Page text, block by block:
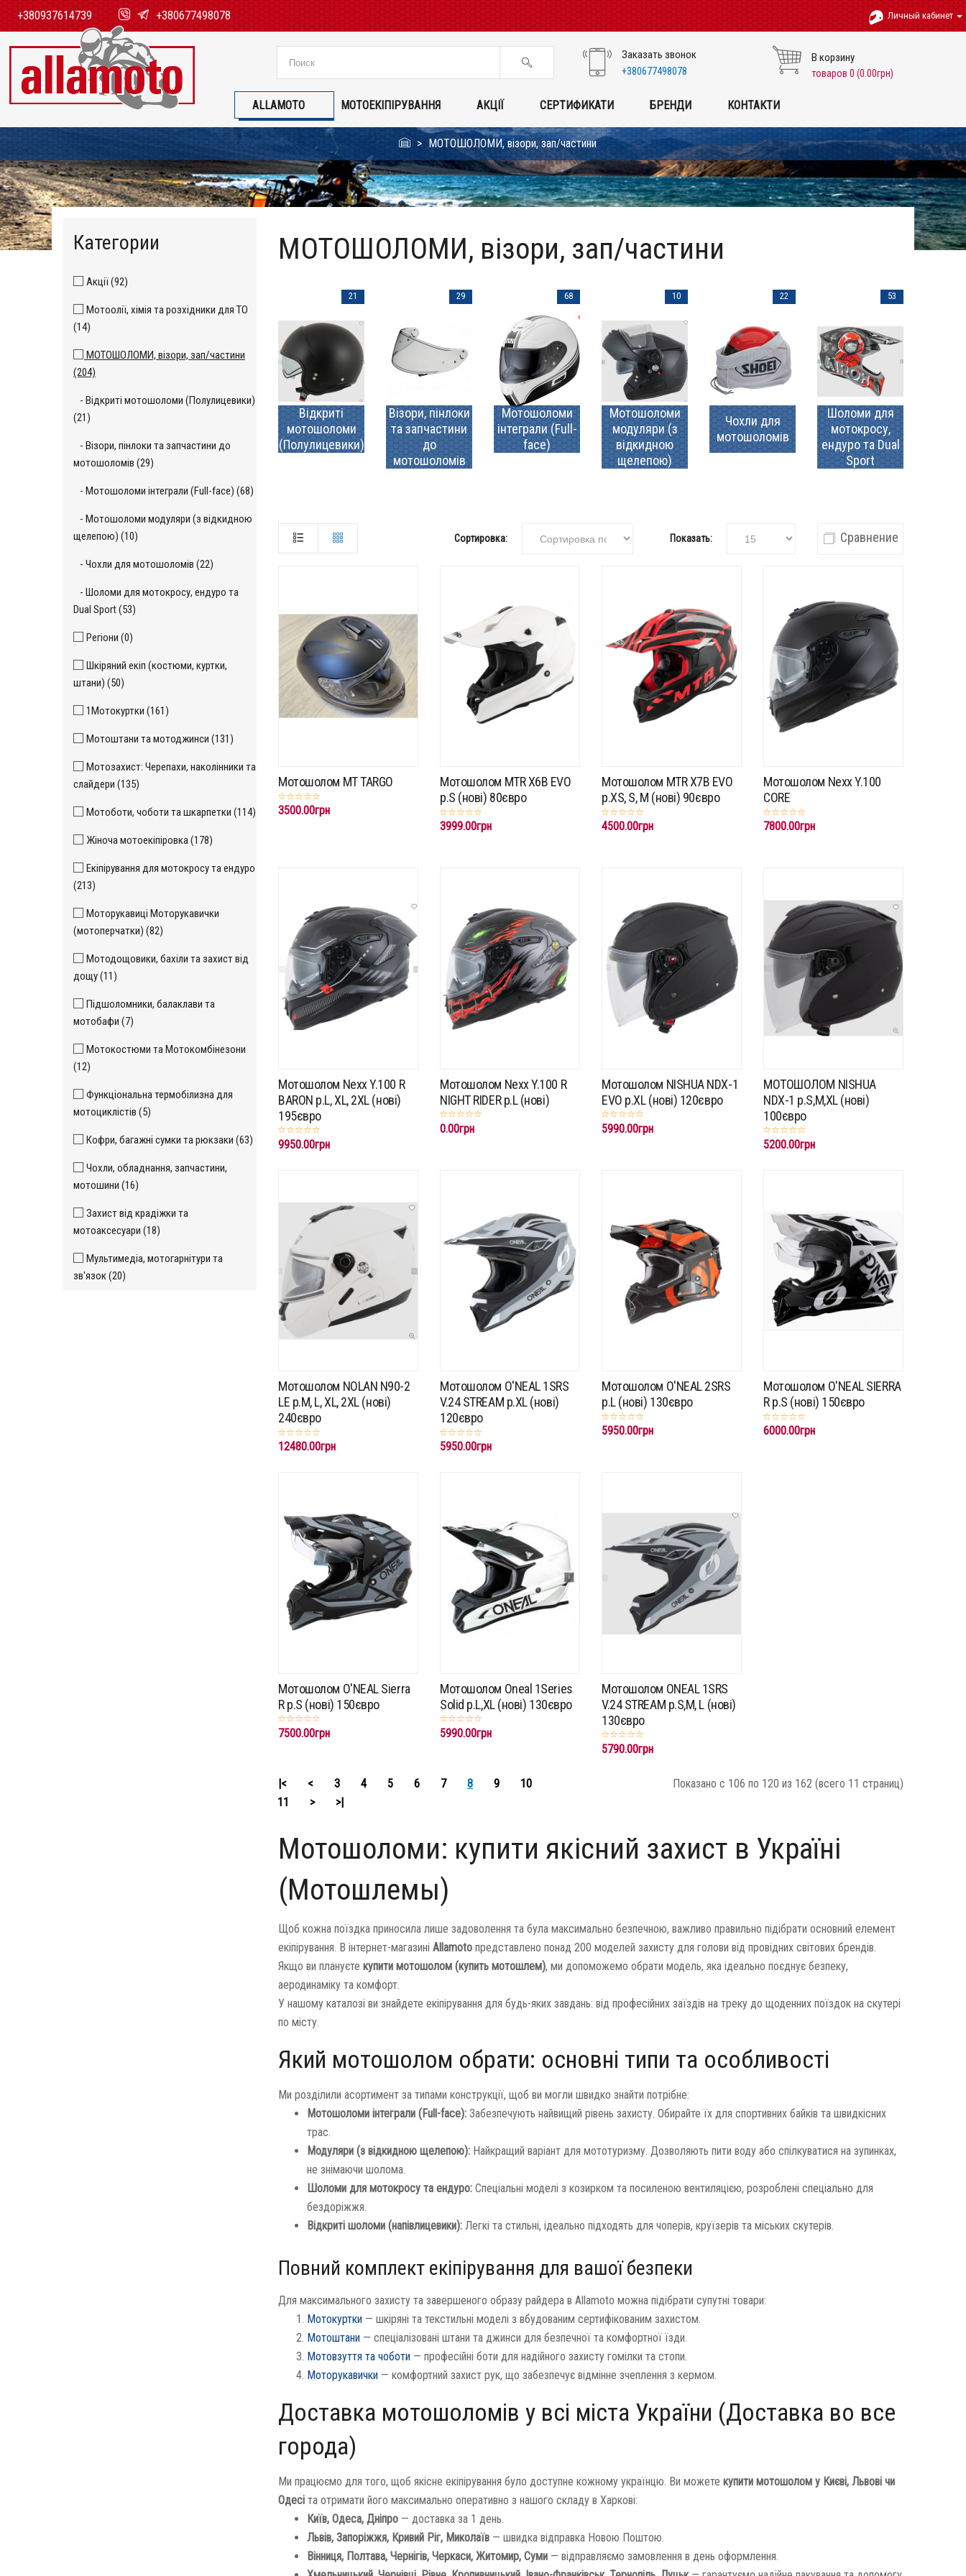
+380937614739 +380677498078 Личный кабинет
Заказать звонок
+380677498078
В корзину
товаров 0 (0.00грн)
ALLAMOTO МОТОЕКІПІРУВАННЯ АКЦІЇ СЕРТИФИКАТИ БРЕНДИ КОНТАКТИ
МОТОШОЛОМИ, візори, зап/частини
Категории
Акції (92)
Мотоолії, хімія та розхідники для ТО
(14)
МОТОШОЛОМИ, візори, зап/частини
(204)
- Відкриті мотошоломи (Полулицевики)
(21)
- Візори, пінлоки та запчастини до
мотошоломів (29)
- Мотошоломи інтеграли (Full-face) (68)
- Мотошоломи модуляри (з відкидною
щелепою) (10)
- Чохли для мотошоломів (22)
- Шоломи для мотокросу, ендуро та
Dual Sport (53)
Регіони (0)
Шкіряний екіп (костюми, куртки,
штани) (50)
1Мотокуртки (161)
Мотоштани та мотоджинси (131)
Мотозахист: Черепахи, наколінники та
слайдери (135)
Мотоботи, чоботи та шкарпетки (114)
Жіноча мотоекіпіровка (178)
Екіпірування для мотокросу та ендуро
(213)
Моторукавиці Моторукавички
(мотоперчатки) (82)
Мотодощовики, бахіли та захист від
дощу (11)
Підшоломники, балаклави та
мотобафи (7)
Мотокостюми та Мотокомбінезони
(12)
Функціональна термобілизна для
мотоциклістів (5)
Кофри, багажні сумки та рюкзаки (63)
Чохли, обладнання, запчастини,
мотошини (16)
Захист від крадіжки та
мотоаксесуари (18)
Мультимедіа, мотогарнітури та
зв'язок (20)
МОТОШОЛОМИ, візори, зап/частини
Відкриті
мотошоломи
(Полулицевики)
21
Візори, пінлоки
та запчастини
до
мотошоломів
29
Мотошоломи
інтеграли (Full-
face)
68
Мотошоломи
модуляри (з
відкидною
щелепою)
10
Чохли для
мотошоломів
22
Шоломи для
мотокросу,
ендуро та Dual
Sport
53
Сортировка: Показать: Сравнение
Мотошолом MT TARGO
3500.00грн
Мотошолом MTR X6B EVO
р.S (нові) 80євро
3999.00грн
Мотошолом MTR X7B EVO
р.XS, S, M (нові) 90євро
4500.00грн
Мотошолом Nexx Y.100
CORE
7800.00грн
Мотошолом Nexx Y.100 R
BARON p.L, XL, 2XL (нові)
195євро
9950.00грн
Мотошолом Nexx Y.100 R
NIGHT RIDER р.L (нові)
0.00грн
Мотошолом NISHUA NDX-1
EVO р.XL (нові) 120євро
5990.00грн
МОТОШОЛОМ NISHUA
NDX-1 p.S,M,XL (нові)
100євро
5200.00грн
Мотошолом NOLAN N90-2
LE p.M, L, XL, 2XL (нові)
240євро
12480.00грн
Мотошолом O'NEAL 1SRS
V.24 STREAM p.XL (нові)
120євро
5950.00грн
Мотошолом O'NEAL 2SRS
p.L (нові) 130євро
5950.00грн
Мотошолом O'NEAL SIERRA
R p.S (нові) 150євро
6000.00грн
Мотошолом O'NEAL Sierra
R p.S (нові) 150євро
7500.00грн
Мотошолом Oneal 1Series
Solid p.L,XL (нові) 130євро
5990.00грн
Мотошолом ONEAL 1SRS
V.24 STREAM p.S,M, L (нові)
130євро
5790.00грн
|< < 3 4 5 6 7 8 9
10
11
> >|
Показано с 106 по 120 из 162 (всего 11 страниц)
Мотошоломи: купити якісний захист в Україні
(Мотошлемы)
Щоб кожна поїздка приносила лише задоволення та була максимально безпечною, важливо правильно підібрати основний елемент
екіпірування. В інтернет-магазині Allamoto представлено понад 200 моделей захисту для голови від провідних світових брендів.
Якщо ви плануєте купити мотошолом (купить мотошлем), ми допоможемо обрати модель, яка ідеально поєднує безпеку,
аеродинаміку та комфорт.
У нашому каталозі ви знайдете екіпірування для будь-яких завдань: від професійних заїздів на треку до щоденних поїздок на скутері
по місту.
Який мотошолом обрати: основні типи та особливості
Ми розділили асортимент за типами конструкції, щоб ви могли швидко знайти потрібне:
Мотошоломи інтеграли (Full-face): Забезпечують найвищий рівень захисту. Обирайте їх для спортивних байків та швидкісних
трас.
Модуляри (з відкидною щелепою): Найкращий варіант для мототуризму. Дозволяють пити воду або спілкуватися на зупинках,
не знімаючи шолома.
Шоломи для мотокросу та ендуро: Спеціальні моделі з козирком та посиленою вентиляцією, розроблені спеціально для
бездоріжжя.
Відкриті шоломи (напівлицевики): Легкі та стильні, ідеально підходять для чоперів, круїзерів та міських скутерів.
Повний комплект екіпірування для вашої безпеки
Для максимального захисту та завершеного образу райдера в Allamoto можна підібрати супутні товари:
Мотокуртки — шкіряні та текстильні моделі з вбудованим сертифікованим захистом.
Мотоштани — спеціалізовані штани та джинси для безпечної та комфортної їзди.
Мотовзуття та чоботи — професійні боти для надійного захисту гомілки та стопи.
Моторукавички — комфортний захист рук, що забезпечує відмінне зчеплення з кермом.
Доставка мотошоломів у всі міста України (Доставка во все
города)
Ми працюємо для того, щоб якісне екіпірування було доступне кожному українцю. Ви можете купити мотошолом у Києві, Львові чи
Одесі та отримати його максимально оперативно з нашого складу в Харкові:
Київ, Одеса, Дніпро — доставка за 1 день.
Львів, Запоріжжя, Кривий Ріг, Миколаїв — швидка відправка Новою Поштою.
Вінниця, Полтава, Чернігів, Черкаси, Житомир, Суми — відправляємо замовлення в день оформлення.